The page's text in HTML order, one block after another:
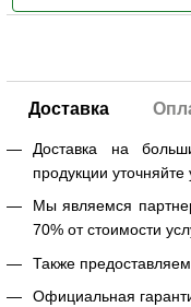
Доставка
Доставка на
продукции
Мы являемся
70% от стоимости
Также
Официальная